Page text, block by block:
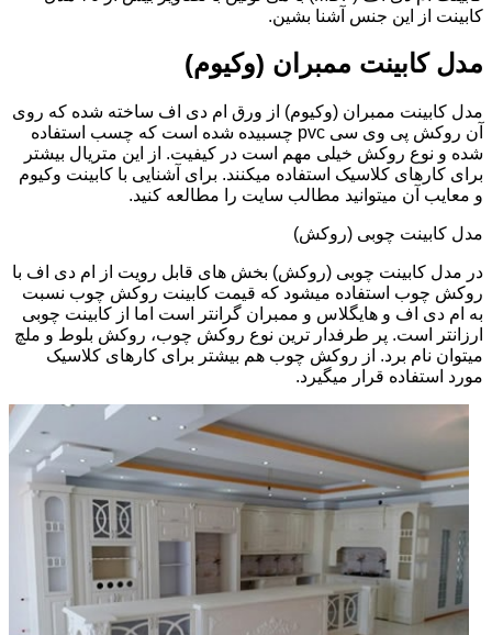
کابینت از این جنس آشنا بشین.
مدل کابینت ممبران (وکیوم)
مدل کابینت ممبران (وکیوم) از ورق ام دی اف ساخته شده که روی
آن روکش پی وی سی pvc چسبیده شده است که چسب استفاده
شده و نوع روکش خیلی مهم است در کیفیت. از این متریال بیشتر
برای کارهای کلاسیک استفاده میکنند. برای آشنایی با کابینت وکیوم
و معایب آن میتوانید مطالب سایت را مطالعه کنید.
مدل کابینت چوبی (روکش)
در مدل کابینت چوبی (روکش) بخش های قابل رویت از ام دی اف با
روکش چوب استفاده میشود که قیمت کابینت روکش چوب نسبت
به ام دی اف و هایگلاس و ممبران گرانتر است اما از کابینت چوبی
ارزانتر است. پر طرفدار ترین نوع روکش چوب، روکش بلوط و ملچ
میتوان نام برد. از روکش چوب هم بیشتر برای کارهای کلاسیک
مورد استفاده قرار میگیرد.